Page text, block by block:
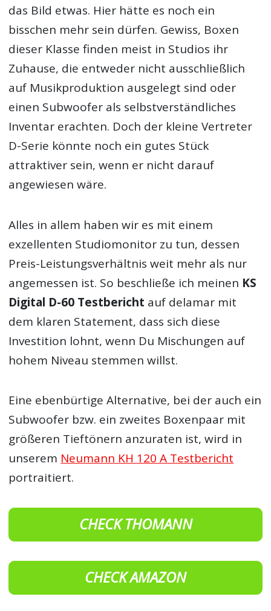
das Bild etwas. Hier hätte es noch ein
bisschen mehr sein dürfen. Gewiss, Boxen
dieser Klasse finden meist in Studios ihr
Zuhause, die entweder nicht ausschließlich
auf Musikproduktion ausgelegt sind oder
einen Subwoofer als selbstverständliches
Inventar erachten. Doch der kleine Vertreter
D-Serie könnte noch ein gutes Stück
attraktiver sein, wenn er nicht darauf
angewiesen wäre.
Alles in allem haben wir es mit einem
exzellenten Studiomonitor zu tun, dessen
Preis-Leistungsverhältnis weit mehr als nur
angemessen ist. So beschließe ich meinen KS
Digital D-60 Testbericht auf delamar mit
dem klaren Statement, dass sich diese
Investition lohnt, wenn Du Mischungen auf
hohem Niveau stemmen willst.
Eine ebenbürtige Alternative, bei der auch ein
Subwoofer bzw. ein zweites Boxenpaar mit
größeren Tieftönern anzuraten ist, wird in
unserem Neumann KH 120 A Testbericht
portraitiert.
CHECK THOMANN
CHECK AMAZON